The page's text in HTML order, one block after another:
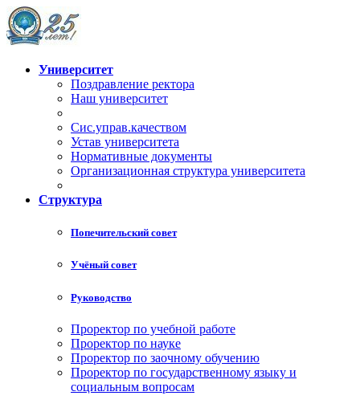
Университет
Поздравление ректора
Наш университет
Сис.управ.качеством
Устав университета
Нормативные документы
Организационная структура университета
Структура
Попечительский совет
Учёный совет
Руководство
Проректор по учебной работе
Проректор по науке
Проректор по заочному обучению
Проректор по государственному языку и
социальным вопросам